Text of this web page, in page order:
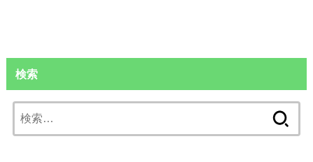
検索
索: